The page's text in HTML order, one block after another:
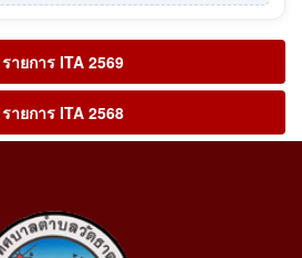
รายการ ITA 2569
รายการ ITA 2568